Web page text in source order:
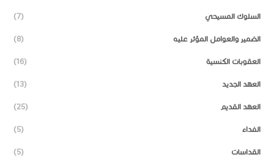
السلوك المسيحي (7)
الضمير والعوامل المؤثر عليه (8)
العقوبات الكنسية (16)
العهد الجديد (13)
العهد القديم (25)
الفداء (5)
القداسات (5)